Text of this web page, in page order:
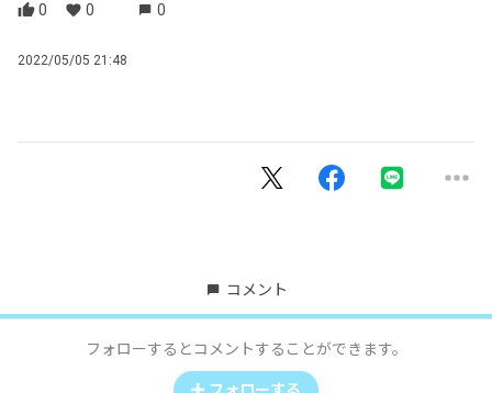
0 0 0
2022/05/05 21:48
コメント
フォローするとコメントすることができます。